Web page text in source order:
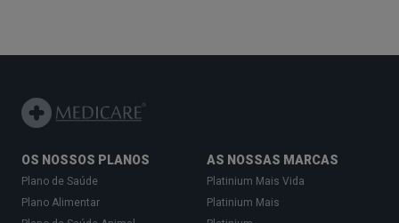
OS NOSSOS PLANOS
Plano de Saúde
Plano Alimentar
AS NOSSAS MARCAS
Platinium Mais Vida
Platinium Mais